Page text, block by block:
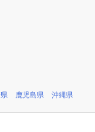
鹿児島県 沖縄県